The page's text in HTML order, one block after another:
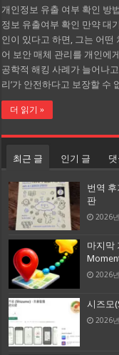
개인정보 유출 여부 확인 방
정보 유출여부 확인 만약 대
인이 있다고 하면, 그는 어떤
어 보안 매체 관리를 개인에
공학적 해킹 사례가 늘어나
리’가 안전하다고 보장할 수
더 읽기 »
최근 글 인기 글
번역
판
2026
마지막
2026
시즈모
2026